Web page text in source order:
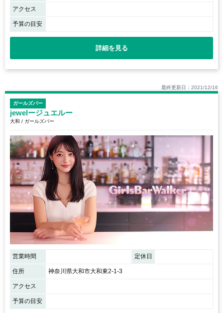
アクセス
予算の目安
詳細を見る
最終更新日：2021/12/16
ガールズバー
jewelージュエルー
大和 / ガールズバー
営業時間 定休日
住所 神奈川県大和市大和東2-1-3
アクセス
予算の目安